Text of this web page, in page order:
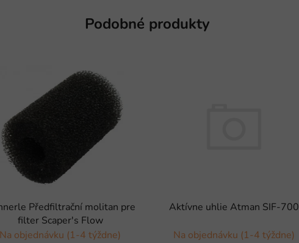
Podobné produkty
Předfiltrační molitan pre
filter Scaper's Flow
Na objednávku (1-4 týždne)
Aktívne uhlie Atman SIF-700
Na objednávku (1-4 týždne)